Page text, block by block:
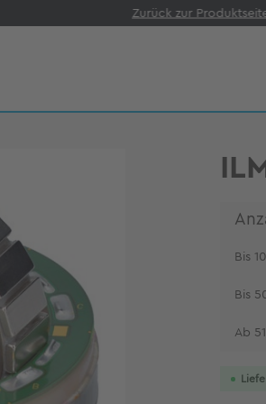
Zurück zur
Bis 10
Bis
Ab 51